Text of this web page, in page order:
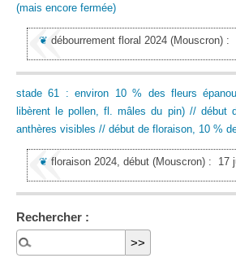
(mais encore fermée)
❦ débourrement floral 2024 (Mouscron):
stade 61 : environ 10 % des fleurs
libèrent le pollen, fl. mâles du pin) // début
anthères visibles // début de floraison, 10 %
❦ floraison 2024, début (Mouscron): 17
Rechercher :